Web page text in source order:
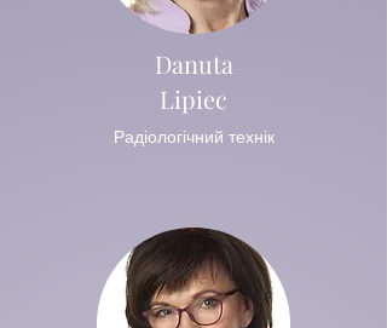
Danuta
Lipiec
Радіологічний технік